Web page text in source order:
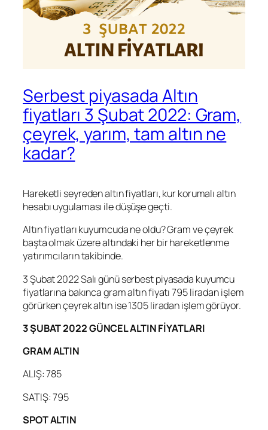
Serbest piyasada Altın
fiyatları 3 Şubat 2022: Gram,
çeyrek, yarım, tam altın ne
kadar?
Hareketli seyreden altın fiyatları, kur korumalı altın
hesabı uygulaması ile düşüşe geçti.
Altın fiyatları kuyumcuda ne oldu? Gram ve çeyrek
başta olmak üzere altındaki her bir hareketlenme
yatırımcıların takibinde.
3 Şubat 2022 Salı günü serbest piyasada kuyumcu
fiyatlarına bakınca gram altın fiyatı 795 liradan işlem
görürken çeyrek altın ise 1305 liradan işlem görüyor.
3 ŞUBAT 2022 GÜNCEL ALTIN FİYATLARI
GRAM ALTIN
ALIŞ: 785
SATIŞ: 795
SPOT ALTIN